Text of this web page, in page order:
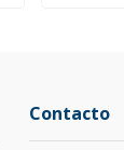
Contacto